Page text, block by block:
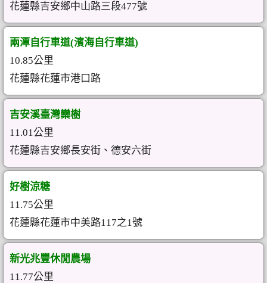
花蓮縣吉安鄉中山路三段477號
兩潭自行車道(濱海自行車道)
10.85公里
花蓮縣花蓮市港口路
吉安溪臺灣欒樹
11.01公里
花蓮縣吉安鄉長安街、德安六街
好樹涼糖
11.75公里
花蓮縣花蓮市中美路117之1號
新光兆豐休閒農場
11.77公里